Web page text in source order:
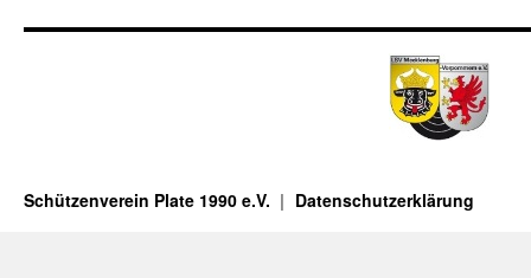
Schützenverein Plate 1990 e.V. Datenschutzerklärung